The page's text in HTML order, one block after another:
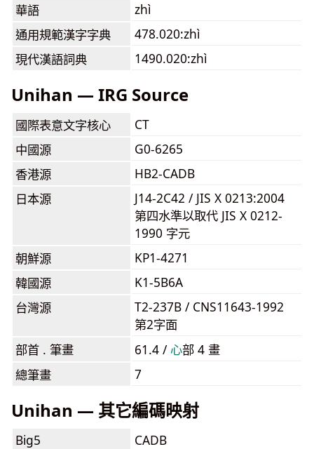
華語
zhì
通用規範漢字字典
478.020:zhì
現代漢語詞典
1490.020:zhì
Unihan — IRG Source
國際表意文字核心
CT
中國源
G0-6265
香港源
HB2-CADB
日本源
J14-2C42 / JIS X 0213:2004
第四水準以取代 JIS X 0212-
1990 字元
朝鮮源
KP1-4271
韓國源
K1-5B6A
台灣源
T2-237B / CNS11643-1992
第2字面
部首 . 筆畫
61.4 / ⼼部 4 畫
總筆畫
7
Unihan — 其它編碼映射
Big5
CADB